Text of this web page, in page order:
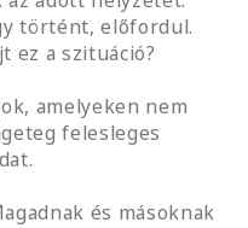
történt, előfordul.
ez a szituáció?
amelyeken nem
felesleges
és másoknak